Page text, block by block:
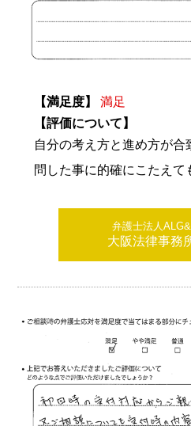
【満足度】
満足
【評価について】
自分の考え方と進め方が
問した事に的確にこたえて
弁護士法人
大阪法律事務